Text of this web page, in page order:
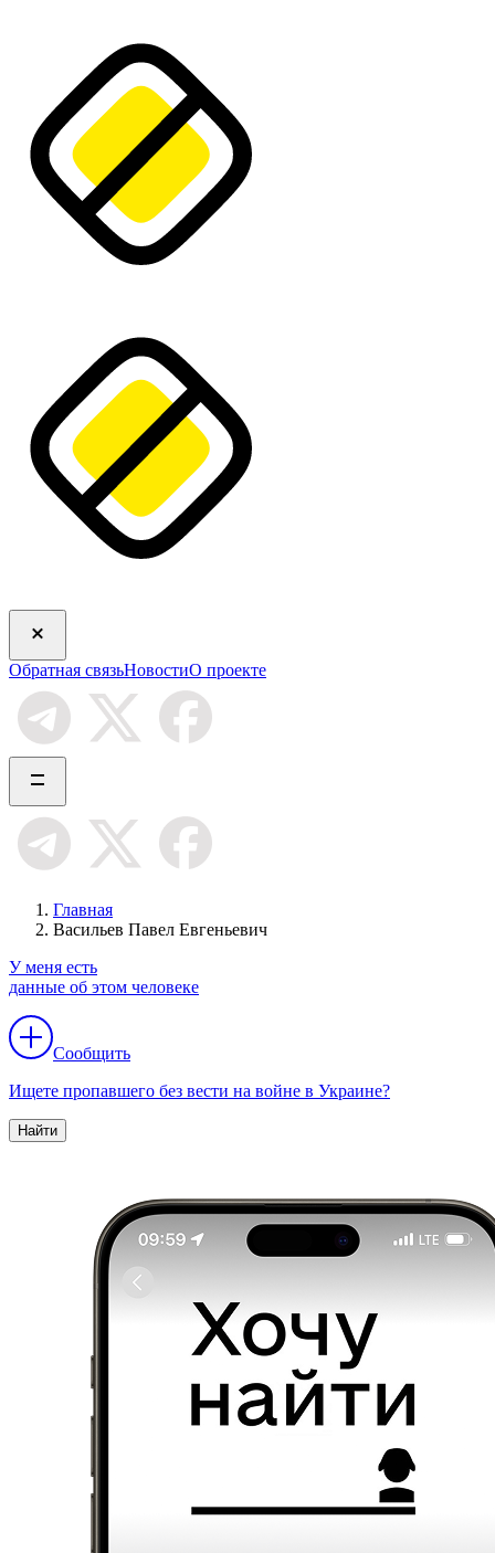
Обратная связьНовостиО проекте
Главная
Васильев Павел Евгеньевич
У меня есть
данные об этом человеке
Сообщить
Ищете пропавшего без вести на войне в Украине?
Найти